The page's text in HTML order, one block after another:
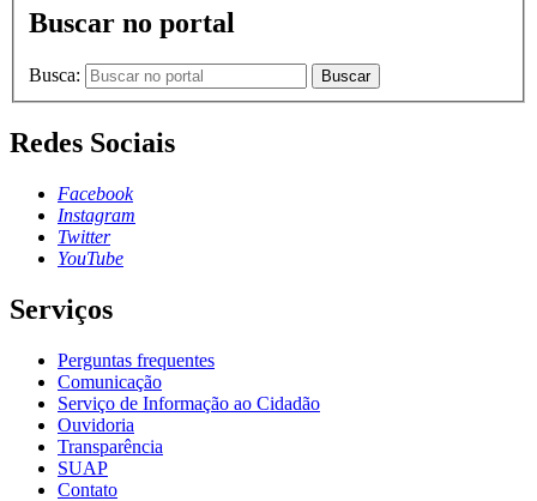
Buscar no portal
Busca: Buscar
Redes Sociais
Facebook
Instagram
Twitter
YouTube
Serviços
Perguntas frequentes
Comunicação
Serviço de Informação ao Cidadão
Ouvidoria
Transparência
SUAP
Contato